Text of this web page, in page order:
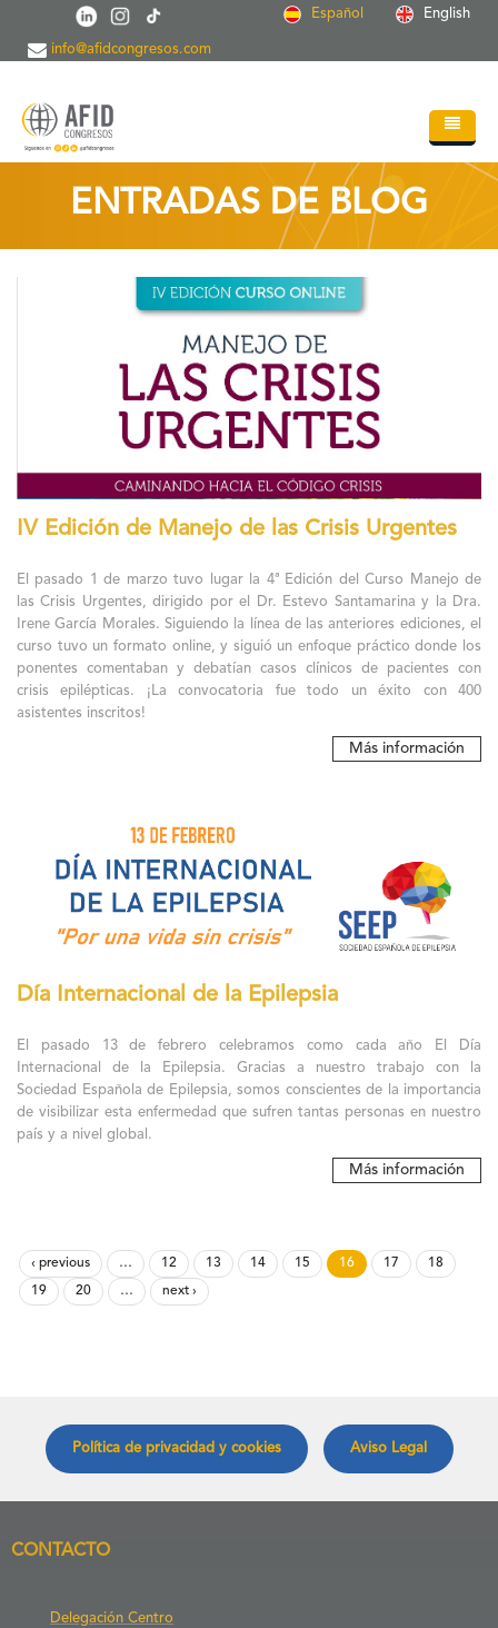
Pasar al contenido principal Español English
info@afidcongresos.com
Soc.Científicas
ENTRADAS DE BLOG
IV Edición de Manejo de las Crisis Urgentes
El pasado 1 de marzo tuvo lugar la 4ª Edición del Curso Manejo de
las Crisis Urgentes, dirigido por el Dr. Estevo Santamarina y la Dra.
Irene García Morales. Siguiendo la línea de las anteriores ediciones, el
curso tuvo un formato online, y siguió un enfoque práctico donde los
ponentes comentaban y debatían casos clínicos de pacientes con
crisis epilépticas. ¡La convocatoria fue todo un éxito con 400
asistentes inscritos!
Más información
Día Internacional de la Epilepsia
El pasado 13 de febrero celebramos como cada año El Día
Internacional de la Epilepsia. Gracias a nuestro trabajo con la
Sociedad Española de Epilepsia, somos conscientes de la importancia
de visibilizar esta enfermedad que sufren tantas personas en nuestro
país y a nivel global.
Más información
‹ previous … 12 13 14 15 16 17 18
19 20 … next ›
Política de privacidad y cookies Aviso Legal
CONTACTO
Delegación Centro